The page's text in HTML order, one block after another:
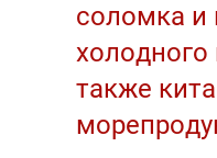
соломка и
холодного
также